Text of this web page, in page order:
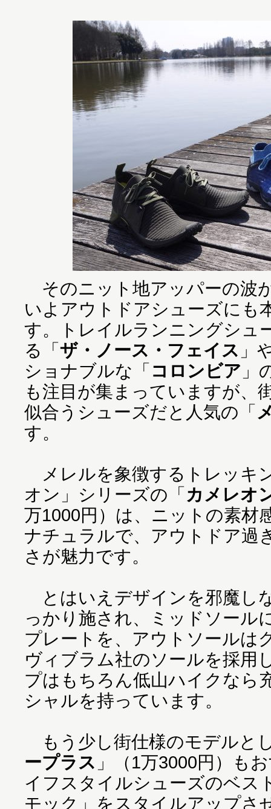
そのニット地アッパーの波
いよアウトドアシューズにも
す。トレイルランニングシュ
る「ザ・ノース・フェイス 」
ショナブルな「コロンビア 」
も注目が集まっていますが、
似合うシューズだと人気の「
す。
メレルを象徴するトレッキ
オン」シリーズの「カメレオ
万1000円）は、ニットの素材
ナチュラルで、アウトドア過
さが魅力です。
とはいえデザインを邪魔し
っかり施され、ミッドソール
プレートを、アウトソールは
ヴィブラム社のソールを採用
プはもちろん低山ハイクなら
シャルを持っています。
もう少し街仕様のモデルと
ープラス 」（1万3000円）も
イフスタイルシューズのベス
モック」をスタイルアップさ